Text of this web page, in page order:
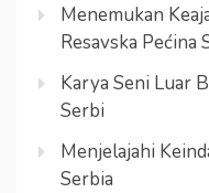
Menemukan
Resavska Pećina
Karya Seni Luar
Serbi
Menjelajahi
Serbia